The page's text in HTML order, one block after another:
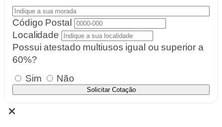
Código Postal
Localidade
Possui atestado multiusos igual ou superior a
60%?
Sim
Não
Solicitar Cotação